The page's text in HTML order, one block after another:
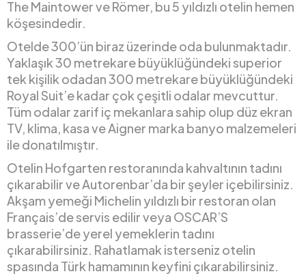
The Maintower ve Römer, bu 5 yıldızlı otelin hemen
köşesindedir.
Otelde 300’ün biraz üzerinde oda bulunmaktadır.
Yaklaşık 30 metrekare büyüklüğündeki superior
tek kişilik odadan 300 metrekare büyüklüğündeki
Royal Suit’e kadar çok çeşitli odalar mevcuttur.
Tüm odalar zarif iç mekanlara sahip olup düz ekran
TV, klima, kasa ve Aigner marka banyo malzemeleri
ile donatılmıştır.
Otelin Hofgarten restoranında kahvaltının tadını
çıkarabilir ve Autorenbar’da bir şeyler içebilirsiniz.
Akşam yemeği Michelin yıldızlı bir restoran olan
Français’de servis edilir veya OSCAR’S
brasserie’de yerel yemeklerin tadını
çıkarabilirsiniz. Rahatlamak isterseniz otelin
spasında Türk hamamının keyfini çıkarabilirsiniz.